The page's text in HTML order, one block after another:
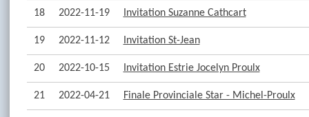
18 2022-11-19 Invitation Suzanne Cathcart
19 2022-11-12 Invitation St-Jean
20 2022-10-15 Invitation Estrie Jocelyn Proulx
21 2022-04-21 Finale Provinciale Star - Michel-Proulx